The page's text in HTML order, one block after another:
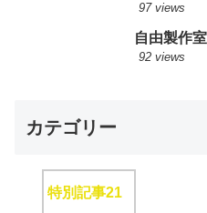
97 views
自由製作室
92 views
カテゴリー
特別記事21